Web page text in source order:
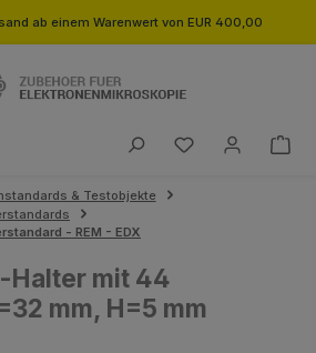
ab einem Warenwert von EUR 400,00
Du hast 0
& Testobjekte
- REM - EDX
Halter mit 44
mm, H=5 mm